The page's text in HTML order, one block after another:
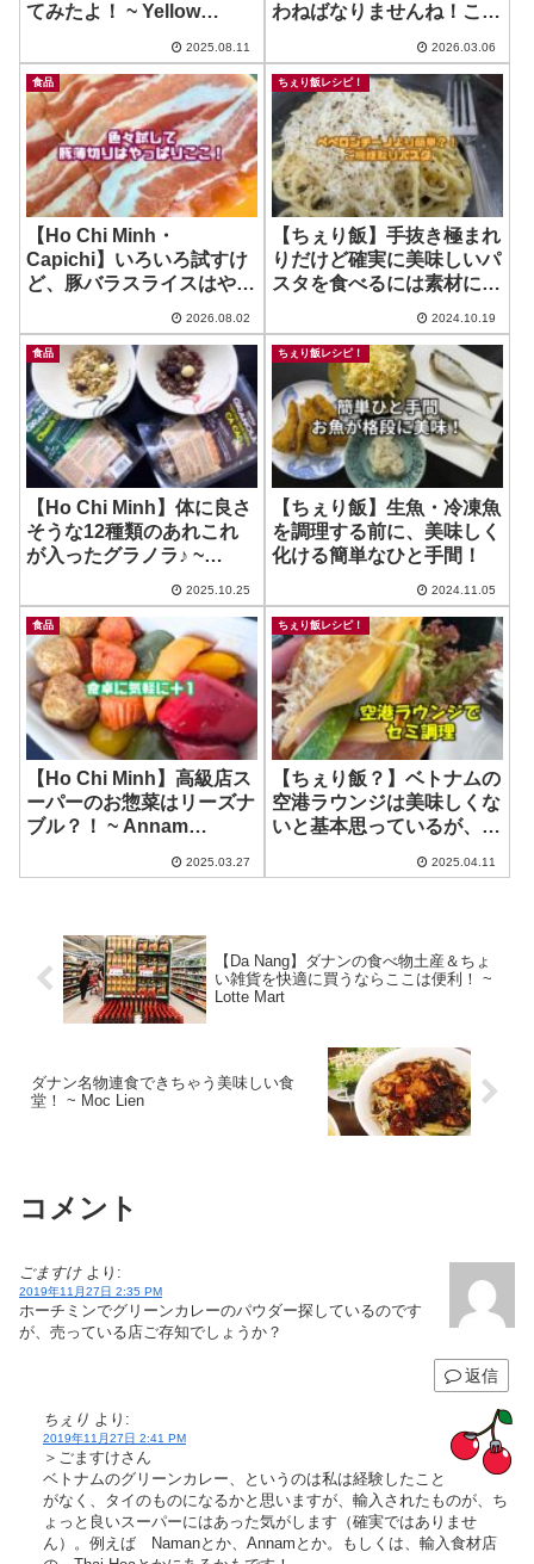
てみたよ！ ~ Yellow
2025.08.11
わねばなりませんね！これ
販售台
2026.03.06
食品
【Ho Chi Minh・
Capichi】いろいろ試すけ
ど、豚バラスライスはやっ
~ 男の食材店木村屋
2026.08.02
ちぇり飯レシピ！
【ちぇり飯】手抜き極まれ
りだけど確実に美味しいパ
スタを食べるには素材に頼
2024.10.19
食品
【Ho Chi Minh】体に良さ
そうな12種類のあれこれ
が入ったグラノラ♪ ~
2025.10.25
ちぇり飯レシピ！
【ちぇり飯】生魚・冷凍魚
を調理する前に、美味しく
化ける簡単なひと手間！
2024.11.05
食品
【Ho Chi Minh】高級店ス
ーパーのお惣菜はリーズナ
ブル？！ ~ Annam
Vege
2025.03.27
ちぇり飯レシピ！
【ちぇり飯？】ベトナムの
空港ラウンジは美味しくな
いと基本思っているが、や
2025.04.11
【Da Nang】ダナンの食べ物土産＆ちょ
い雑貨を快適に買うならここは便利！ ~
Lotte Mart
ダナン名物連食できちゃう美味しい食
堂！ ~ Moc Lien
コメント
ごますけ より:
2019年11月27日 2:35 PM
ホーチミンでグリーンカレーのパウダー探しているのです
が、売っている店ご存知でしょうか？
返信
ちぇり より:
2019年11月27日 2:41 PM
＞ごますけさん
ベトナムのグリーンカレー、というのは私は経験したこと
がなく、タイのものになるかと思いますが、輸入されたものが、ち
ょっと良いスーパーにはあった気がします（確実ではありませ
ん）。例えば Namanとか、Annamとか。もしくは、輸入食材店